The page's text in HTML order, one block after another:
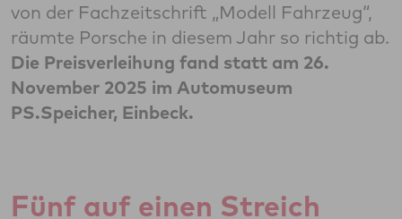
von der Fachzeitschrift „Modell Fahrzeug“,
räumte Porsche in diesem Jahr so richtig ab.
Die Preisverleihung fand statt am 26.
November 2025 im Automuseum
PS.Speicher, Einbeck.
Fünf auf einen Streich